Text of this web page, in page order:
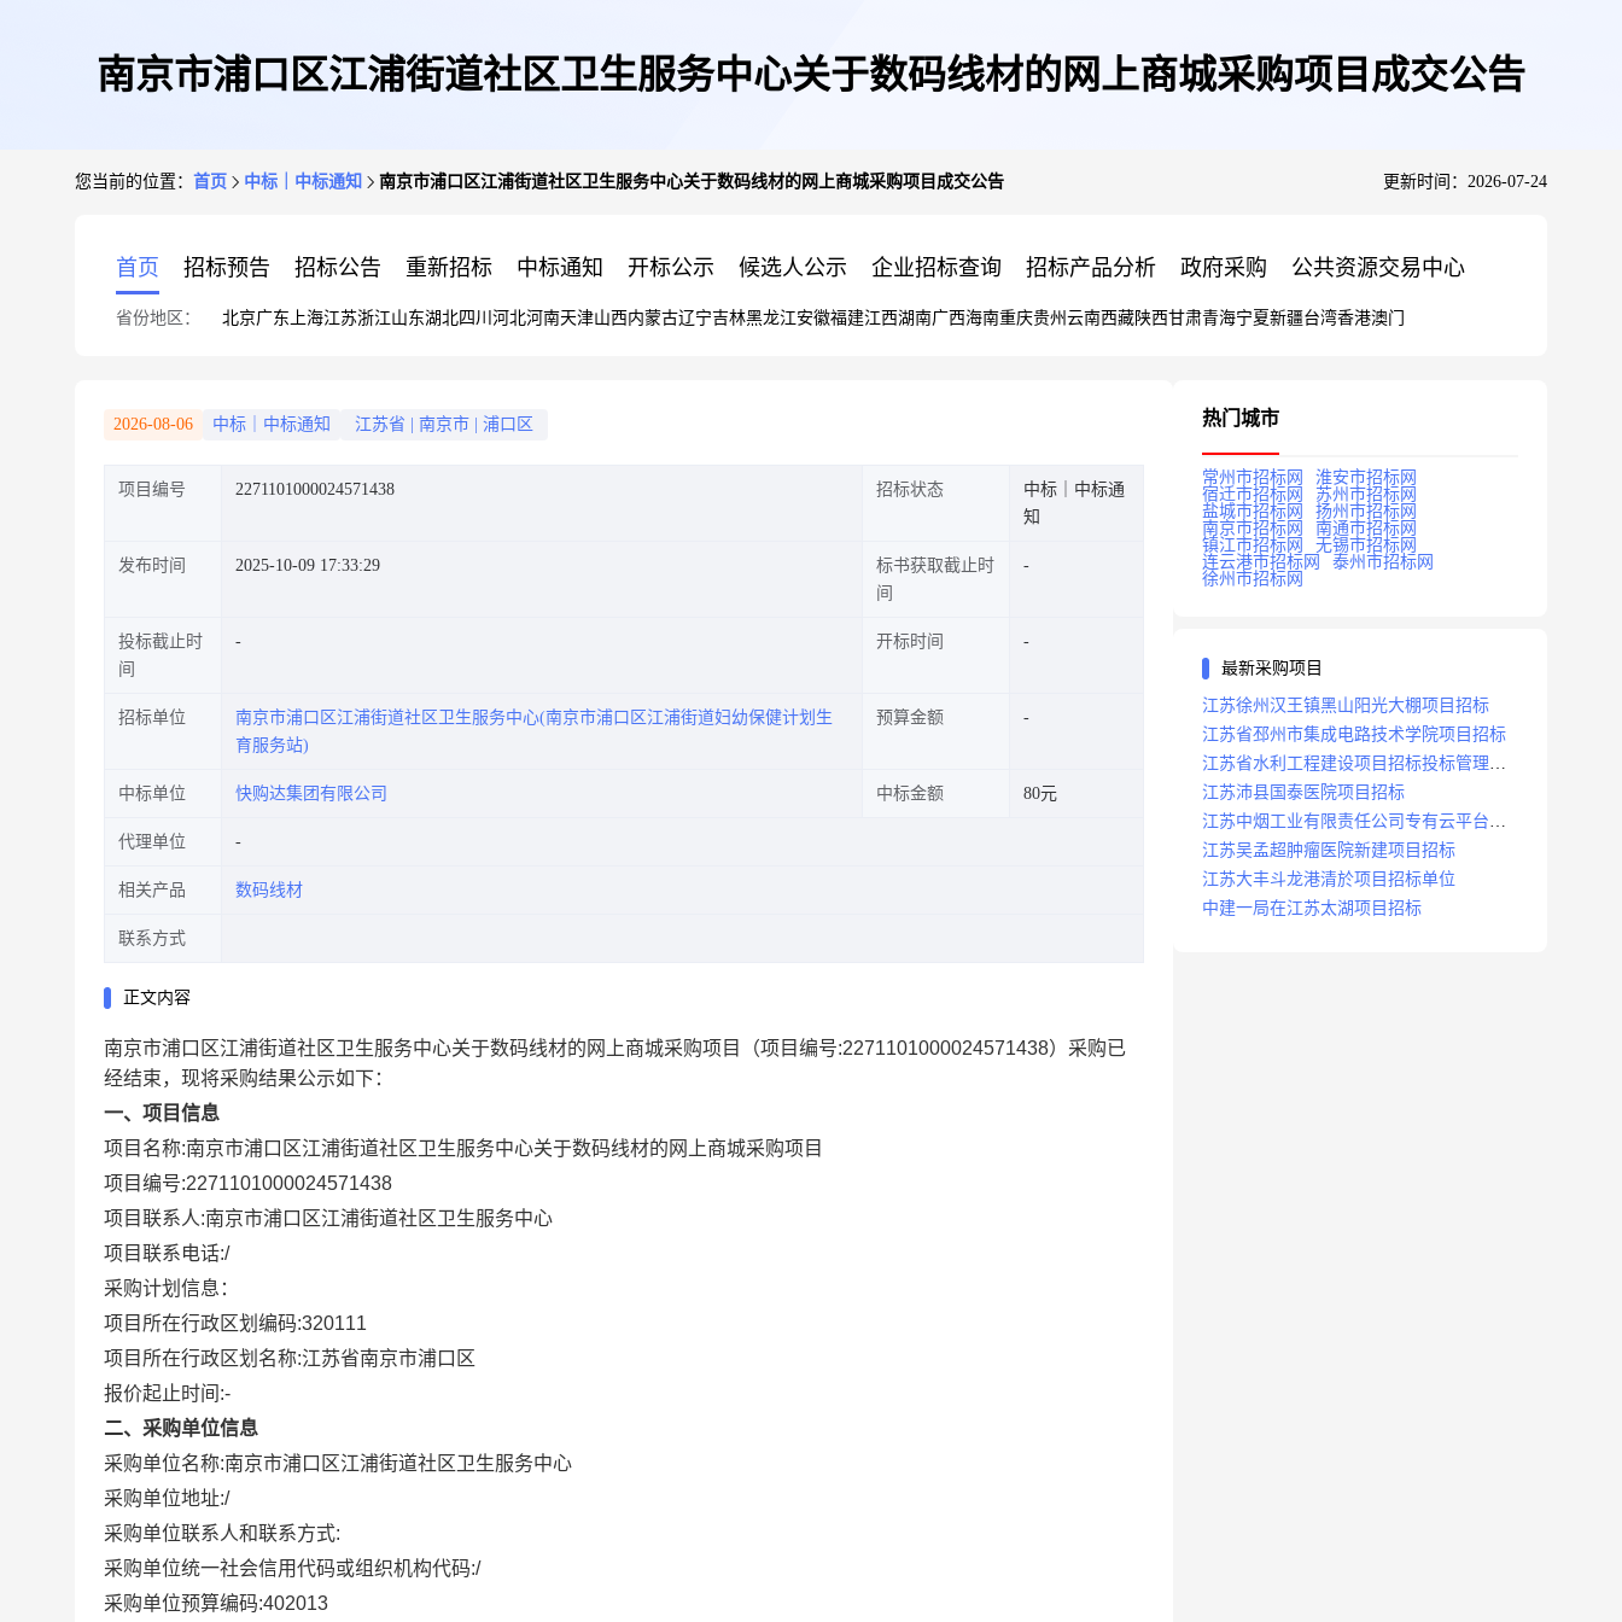
南京市浦口区江浦街道社区卫生服务中心关于数码线材的网上商城采购项目成交公告
您当前的位置： 首页 中标｜中标通知 南京市浦口区江浦街道社区卫生服务中心关于数码线材的网上商城采购项目成交公告 更新时间：2026-07-24
首页 招标预告 招标公告 重新招标 中标通知 开标公示 候选人公示 企业招标查询 招标产品分析 政府采购 公共资源交易中心
省份地区： 北京广东 上海江苏浙江山东湖北四川 河北河南天津山西内蒙古辽宁吉林黑龙江安徽福建江西湖南广西海南重庆贵州 云南西藏陕西甘肃青海宁夏新疆台湾香港澳门
2026-08-06 中标｜中标通知 江苏省 南京市 浦口区
项目编号 2271101000024571438 招标状态
中标｜中标通
知
发布时间 2025-10-09 17:33:29
标书获取截止时
间
投标截止时
间
开标时间
招标单位
南京市浦口区江浦街道社区卫生服务中心(南京市浦口区江浦街道妇幼保健计划生
育服务站)
预算金额
中标单位 快购达集团有限公司 中标金额 80元
代理单位
相关产品 数码线材
联系方式
正文内容
南京市浦口区江浦街道社区卫生服务中心关于数码线材的网上商城采购项目 （项目编号:2271101000024571438）采购已
经结束，现将采购结果公示如下：
一、项目信息
项目名称:南京市浦口区江浦街道社区卫生服务中心关于数码线材的网上商城采购项目
项目编号:2271101000024571438
项目联系人:南京市浦口区江浦街道社区卫生服务中心
项目联系电话:/
采购计划信息：
项目所在行政区划编码:320111
项目所在行政区划名称:江苏省南京市浦口区
报价起止时间:-
二、采购单位信息
采购单位名称:南京市浦口区江浦街道社区卫生服务中心
采购单位地址:/
采购单位联系人和联系方式:
采购单位统一社会信用代码或组织机构代码:/
采购单位预算编码:402013
热门城市
常州市招标网
淮安市招标网
宿迁市招标网
苏州市招标网
盐城市招标网
扬州市招标网
南京市招标网
南通市招标网
镇江市招标网
无锡市招标网
连云港市招标网
泰州市招标网
徐州市招标网
最新采购项目
江苏徐州汉王镇黑山阳光大棚项目招标
江苏省邳州市集成电路技术学院项目招标
江苏省水利工程建设项目招标投标管理办
法
江苏沛县国泰医院项目招标
江苏中烟工业有限责任公司专有云平台扩
容项目招标
江苏吴孟超肿瘤医院新建项目招标
江苏大丰斗龙港清於项目招标单位
中建一局在江苏太湖项目招标